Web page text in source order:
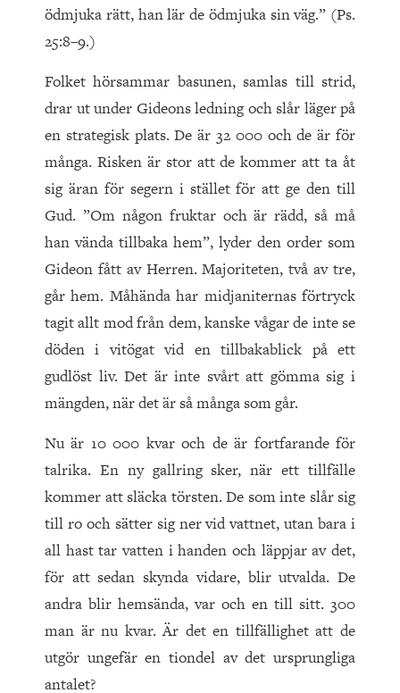
ödmjuka rätt, han lär de ödmjuka sin väg.” (Ps.
25:8–9.)
Folket hörsammar basunen, samlas till strid,
drar ut under Gideons ledning och slår läger på
en strategisk plats. De är 32 000 och de är för
många. Risken är stor att de kommer att ta åt
sig äran för segern i stället för att ge den till
Gud. ”Om någon fruktar och är rädd, så må
han vända tillbaka hem”, lyder den order som
Gideon fått av Herren. Majoriteten, två av tre,
går hem. Måhända har midjaniternas förtryck
tagit allt mod från dem, kanske vågar de inte se
döden i vitögat vid en tillbakablick på ett
gudlöst liv. Det är inte svårt att gömma sig i
mängden, när det är så många som går.
Nu är 10 000 kvar och de är fortfarande för
talrika. En ny gallring sker, när ett tillfälle
kommer att släcka törsten. De som inte slår sig
till ro och sätter sig ner vid vattnet, utan bara i
all hast tar vatten i handen och läppjar av det,
för att sedan skynda vidare, blir utvalda. De
andra blir hemsända, var och en till sitt. 300
man är nu kvar. Är det en tillfällighet att de
utgör ungefär en tiondel av det ursprungliga
antalet?